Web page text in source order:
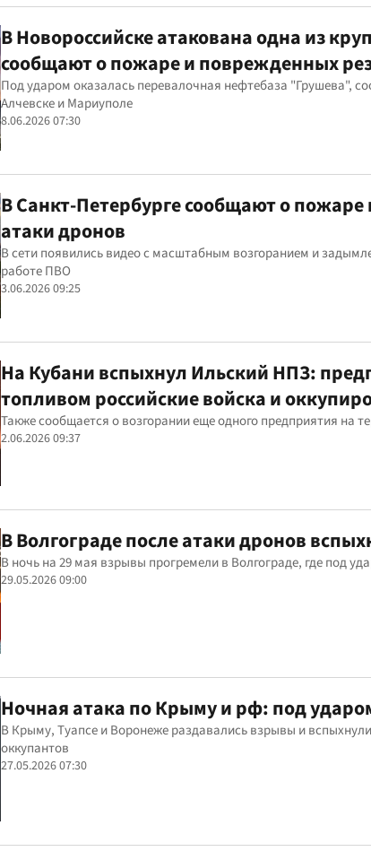
В Новороссийске атакована одна из
сообщают о пожаре и поврежденных
Под ударом оказалась перевалочная нефтебаза "Грушева",
Алчевске и Мариуполе
8.06.2026 07:30
В Санкт-Петербурге сообщают о
атаки дронов
В сети появились видео с масштабным возгоранием и
работе ПВО
3.06.2026 09:25
На Кубани вспыхнул Ильский НПЗ:
топливом российские войска и
Также сообщается о возгорании еще одного предприятия на
2.06.2026 09:37
В Волгограде после атаки дронов
В ночь на 29 мая взрывы прогремели в Волгограде, где под
29.05.2026 09:00
Ночная атака по Крыму и рф: под
В Крыму, Туапсе и Воронеже раздавались взрывы и
оккупантов
27.05.2026 07:30